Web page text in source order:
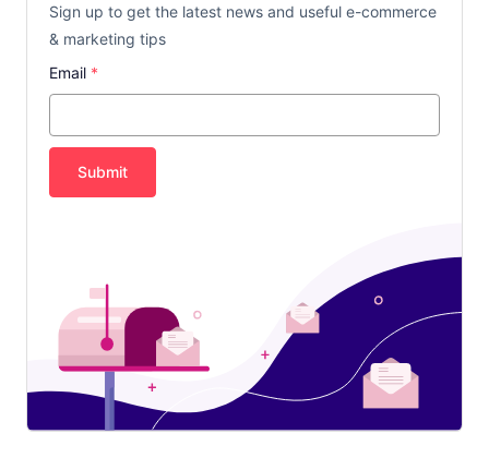
Sign up to get the latest news and useful e-commerce
& marketing tips
Email *
Submit